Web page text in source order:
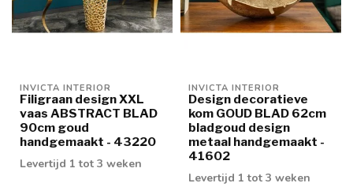
INVICTA INTERIOR
Filigraan design XXL
vaas ABSTRACT BLAD
90cm goud
handgemaakt - 43220
Levertijd 1 tot 3 weken
INVICTA INTERIOR
Design decoratieve
kom GOUD BLAD 62cm
bladgoud design
metaal handgemaakt -
41602
Levertijd 1 tot 3 weken